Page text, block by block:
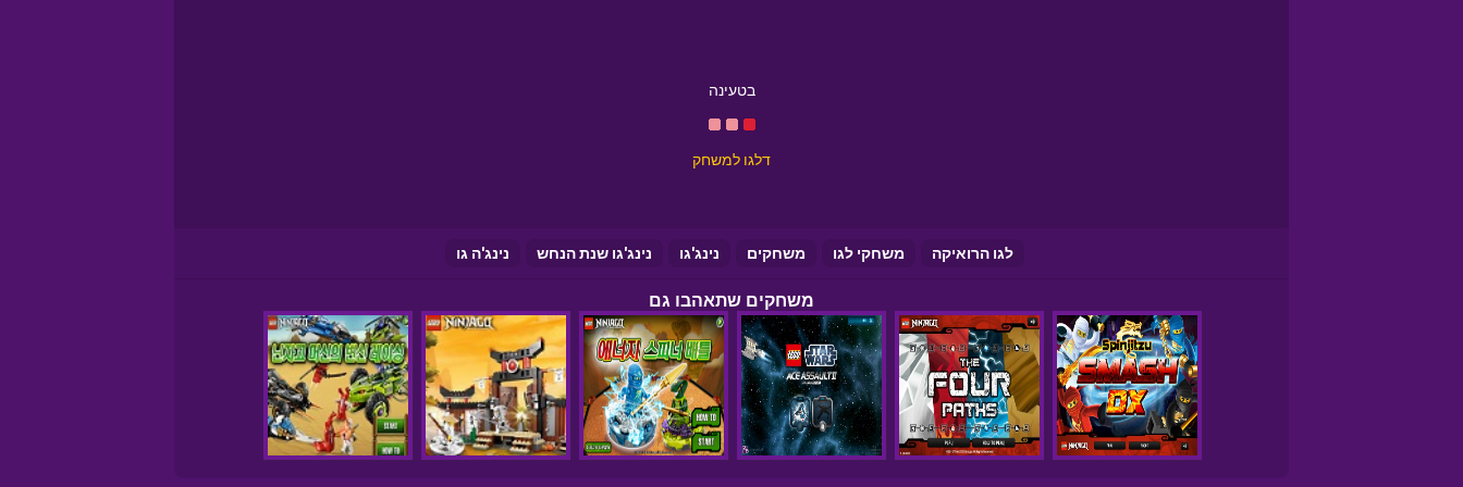
בטעינה
דלגו למשחק
לגו הרואיקה משחקי לגו משחקים נינג'גו נינג'גו שנת הנחש נינג'ה גו
משחקים שתאהבו גם